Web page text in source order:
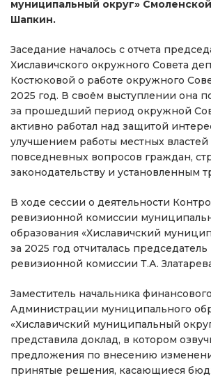
муниципальный округ»
Шапкин.
Заседание началось с отчета
Хиславичского окружного Совета
Костюковой о работе окружного
2025 год. В своём выступлении она
за прошедший период окружной
активно работал над защитой
улучшением работы местных
повседневных вопросов граждан,
законодательству и установленным
В ходе сессии о деятельности
ревизионной комиссии
образования «Хиславичский
за 2025 год отчиталась
ревизионной комиссии Т.А.
Заместитель начальника
Администрации муниципального
«Хиславичский муниципальный
представила доклад, в котором
предложения по внесению
принятые решения, касающиеся